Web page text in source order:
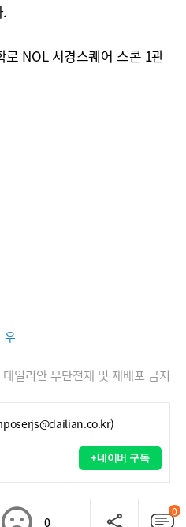
.
로 NOL 서경스퀘어 스콘 1관
우
일리안 무단전재 및 재배포 금지
+네이버 구독
0
0